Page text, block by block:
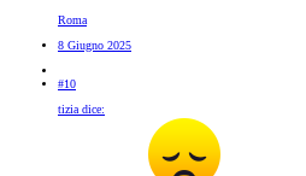
Roma
8 Giugno 2025
#10
tizia dice: